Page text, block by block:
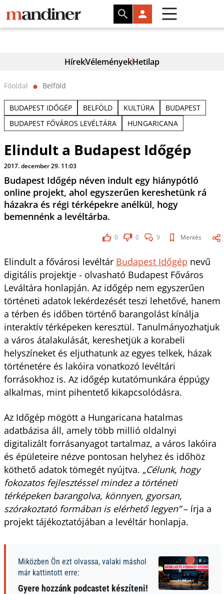
HírekVéleményekHetilap
Főoldal ⬤ Belföld
BUDAPEST IDŐGÉP BELFÖLD KULTÚRA
BUDAPEST
BUDAPEST FŐVÁROS LEVÉLTÁRA
HUNGARICANA
Elindult a Budapest Időgép
2017. december 29. 11:03
Budapest Időgép néven indult egy hiánypótló
online projekt, ahol egyszerűen kereshetünk rá
házakra és régi térképekre anélkül, hogy
bemennénk a levéltárba.
0 0 9 Mentés
Elindult a fővárosi levéltár Budapest Időgép nevű
digitális projektje - olvasható Budapest Főváros
Leváltára honlapján. Az időgép nem egyszerűen
történeti adatok lekérdezését teszi lehetővé, hanem
a térben és időben történő barangolást kínálja
interaktív térképeken keresztül. Tanulmányozhatjuk
a város átalakulását, kereshetjük a korabeli
helyszíneket és eljuthatunk az egyes telkek, házak
történetére és lakóira vonatkozó levéltári
forrásokhoz is. Az időgép kutatómunkára éppúgy
alkalmas, mint pihentető kikapcsolódásra.
Az Időgép mögött a Hungaricana hatalmas
adatbázisa áll, amely több millió oldalnyi
digitalizált forrásanyagot tartalmaz, a város lakóira
és épületeire nézve pontosan helyhez és időhöz
köthető adatok tömegét nyújtva. „Célunk, hogy
fokozatos fejlesztéssel mindez a történeti
térképeken barangolva, könnyen, gyorsan,
szórakoztató formában is elérhető legyen”– írja a
projekt tájékoztatójában a levéltár honlapja.
Miközben Ön ezt olvassa, valaki máshol
már kattintott erre:
Gyere hozzánk podcastet készíteni!